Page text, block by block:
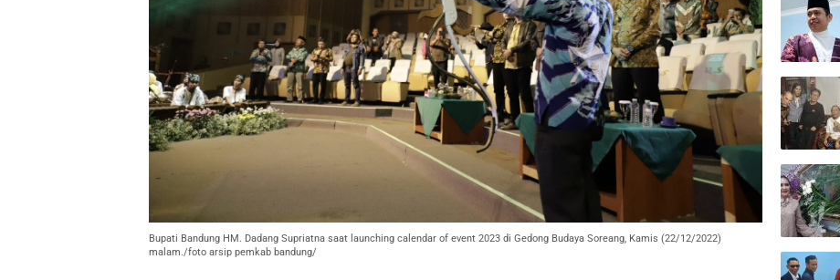
Bupati Bandung HM. Dadang Supriatna saat launching calendar of event 2023 di Gedong Budaya Soreang, Kamis (22/12/2022)
malam./foto arsip pemkab bandung/